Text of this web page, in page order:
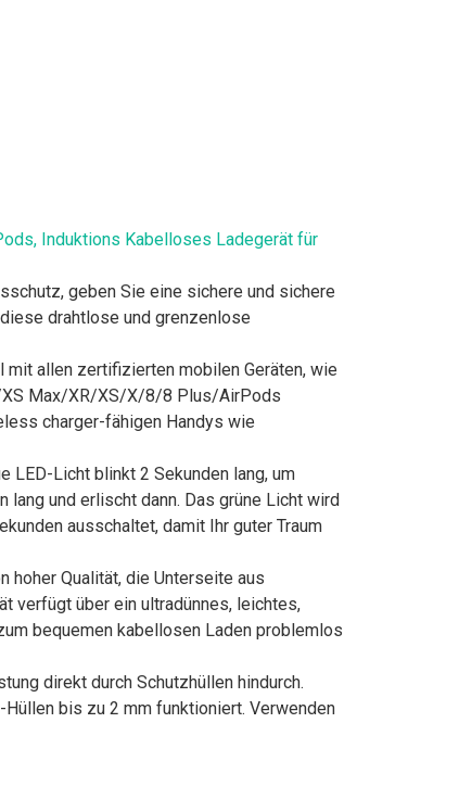
Induktions Kabelloses Ladegerät für
geben Sie eine sichere und sichere
drahtlose und grenzenlose
allen zertifizierten mobilen Geräten, wie
Max/XR/XS/X/8/8 Plus/AirPods
charger-fähigen Handys wie
LED-Licht blinkt 2 Sekunden lang, um
und erlischt dann. Das grüne Licht wird
ausschaltet, damit Ihr guter Traum
hoher Qualität, die Unterseite aus
verfügt über ein ultradünnes, leichtes,
bequemen kabellosen Laden problemlos
direkt durch Schutzhüllen hindurch.
bis zu 2 mm funktioniert. Verwenden